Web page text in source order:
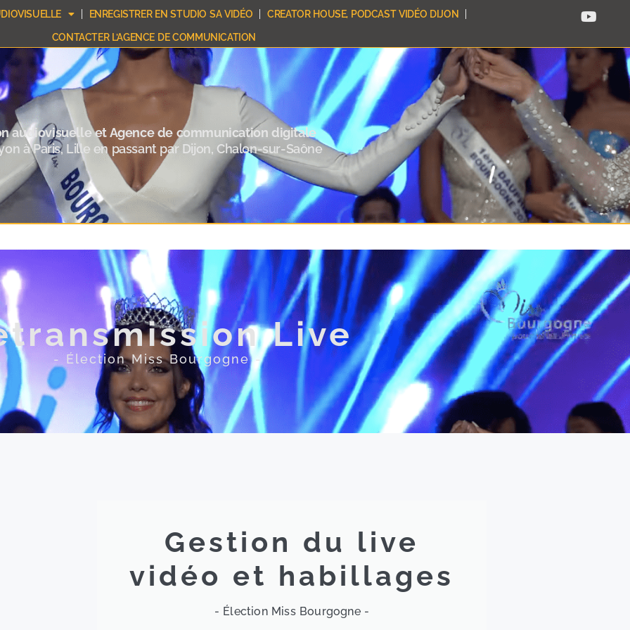
ENREGISTRER EN STUDIO SA VIDÉO CREATOR HOUSE, PODCAST VIDÉO DIJON
CONTACTER L’AGENCE DE COMMUNICATION
audiovisuelle et Agence de communication digitale
à Paris, Lille en passant par Dijon, Chalon-sur-Saône
Live
- Élection Miss Bourgogne -
Gestion du live
vidéo et habillages
- Élection Miss Bourgogne -